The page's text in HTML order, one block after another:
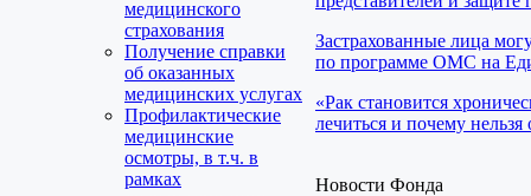
медицинского
страхования
Получение справки
об оказанных
медицинских услугах
Профилактические
медицинские
осмотры, в т.ч. в
рамках
Застрахованные лица
по программе ОМС на
«Рак становится
лечиться и почему нельзя
Новости Фонда